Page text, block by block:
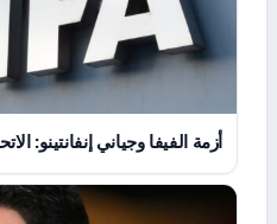
أزمة الفيفا وجياني إنفانتينو: